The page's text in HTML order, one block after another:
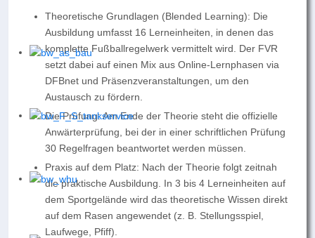
Theoretische Grundlagen (Blended Learning): Die
Ausbildung umfasst 16 Lerneinheiten, in denen das
komplette Fußballregelwerk vermittelt wird. Der FVR
setzt dabei auf einen Mix aus Online-Lernphasen via
DFBnet und Präsenzveranstaltungen, um den
Austausch zu fördern.
Die Prüfung:Am Ende der Theorie steht die offizielle
Anwärterprüfung, bei der in einer schriftlichen Prüfung
30 Regelfragen beantwortet werden müssen.
Praxis auf dem Platz: Nach der Theorie folgt zeitnah
die praktische Ausbildung. In 3 bis 4 Lerneinheiten auf
dem Sportgelände wird das theoretische Wissen direkt
auf dem Rasen angewendet (z. B. Stellungsspiel,
Laufwege, Pfiff).